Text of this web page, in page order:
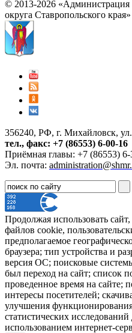
© 2013-2026
округа Ставропольского края»
356240, РФ, г. Михайловск,
тел., факс: +7 (86553) 6-00-16
Приёмная главы: +7 (86553) 6-
Эл. почта:
Продолжая использовать
файлов cookie,
предполагаемое
браузера; тип устройства и
версия ОС; поисковые
был переход на сайт; список
проведенное время на сайте;
интересы посетителей;
улучшения
статистических
использованием интернет-